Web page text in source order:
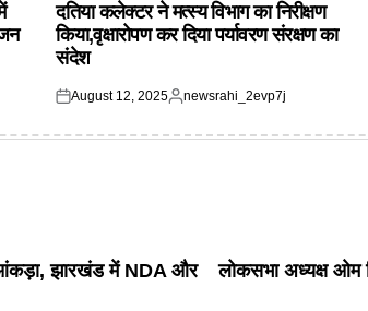
दतिया कलेक्टर ने मत्स्य विभाग का निरीक्षण
किया,वृक्षारोपण कर दिया पर्यावरण संरक्षण का
संदेश
Posted
August 12, 2025
Posted
newsrahi_2evp7j
आंकड़ा, झारखंड में NDA और
लोकसभा अध्यक्ष ओम